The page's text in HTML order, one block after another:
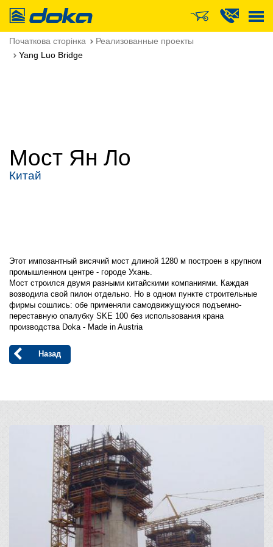
Doka
Початкова сторінка
Реализованные проекты
Yang Luo Bridge
Мост Ян Ло
Китай
Этот импозантный висячий мост длиной 1280 м построен в крупном
промышленном центре - городе Ухань.
Мост строился двумя разными китайскими компаниями. Каждая
возводила свой пилон отдельно. Но в одном пункте строительные
фирмы сошлись: обе применяли самодвижущуюся подъемно-
переставную опалубку SKE 100 без использования крана
производства Doka - Made in Austria
Назад